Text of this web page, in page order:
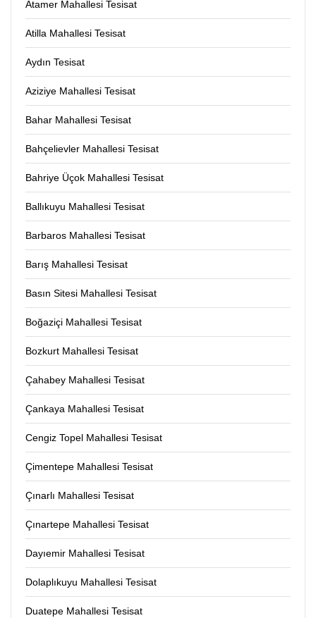
Atamer Mahallesi Tesisat
Atilla Mahallesi Tesisat
Aydın Tesisat
Aziziye Mahallesi Tesisat
Bahar Mahallesi Tesisat
Bahçelievler Mahallesi Tesisat
Bahriye Üçok Mahallesi Tesisat
Ballıkuyu Mahallesi Tesisat
Barbaros Mahallesi Tesisat
Barış Mahallesi Tesisat
Basın Sitesi Mahallesi Tesisat
Boğaziçi Mahallesi Tesisat
Bozkurt Mahallesi Tesisat
Çahabey Mahallesi Tesisat
Çankaya Mahallesi Tesisat
Cengiz Topel Mahallesi Tesisat
Çimentepe Mahallesi Tesisat
Çınarlı Mahallesi Tesisat
Çınartepe Mahallesi Tesisat
Dayıemir Mahallesi Tesisat
Dolaplıkuyu Mahallesi Tesisat
Duatepe Mahallesi Tesisat